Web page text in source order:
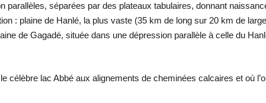
parallèles, séparées par des plateaux tabulaires, donnant
: plaine de Hanlé, la plus vaste (35 km de long sur 20 km de
de Gagadé, située dans une dépression parallèle à celle du
célèbre lac Abbé aux alignements de cheminées calcaires et où